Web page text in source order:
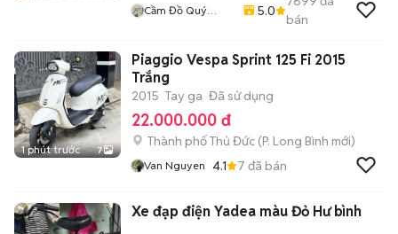
Cầm Đồ Quý
5.0
bán
1 phút trước 7
Piaggio Vespa Sprint 125 Fi 2015
Trắng
2015 Tay ga Đã sử dụng
22.000.000 đ
Thành phố Thủ Đức (P. Long Bình mới)
Van Nguyen 4.1 7 đã bán
Xe đạp điện Yadea màu Đỏ Hư bình